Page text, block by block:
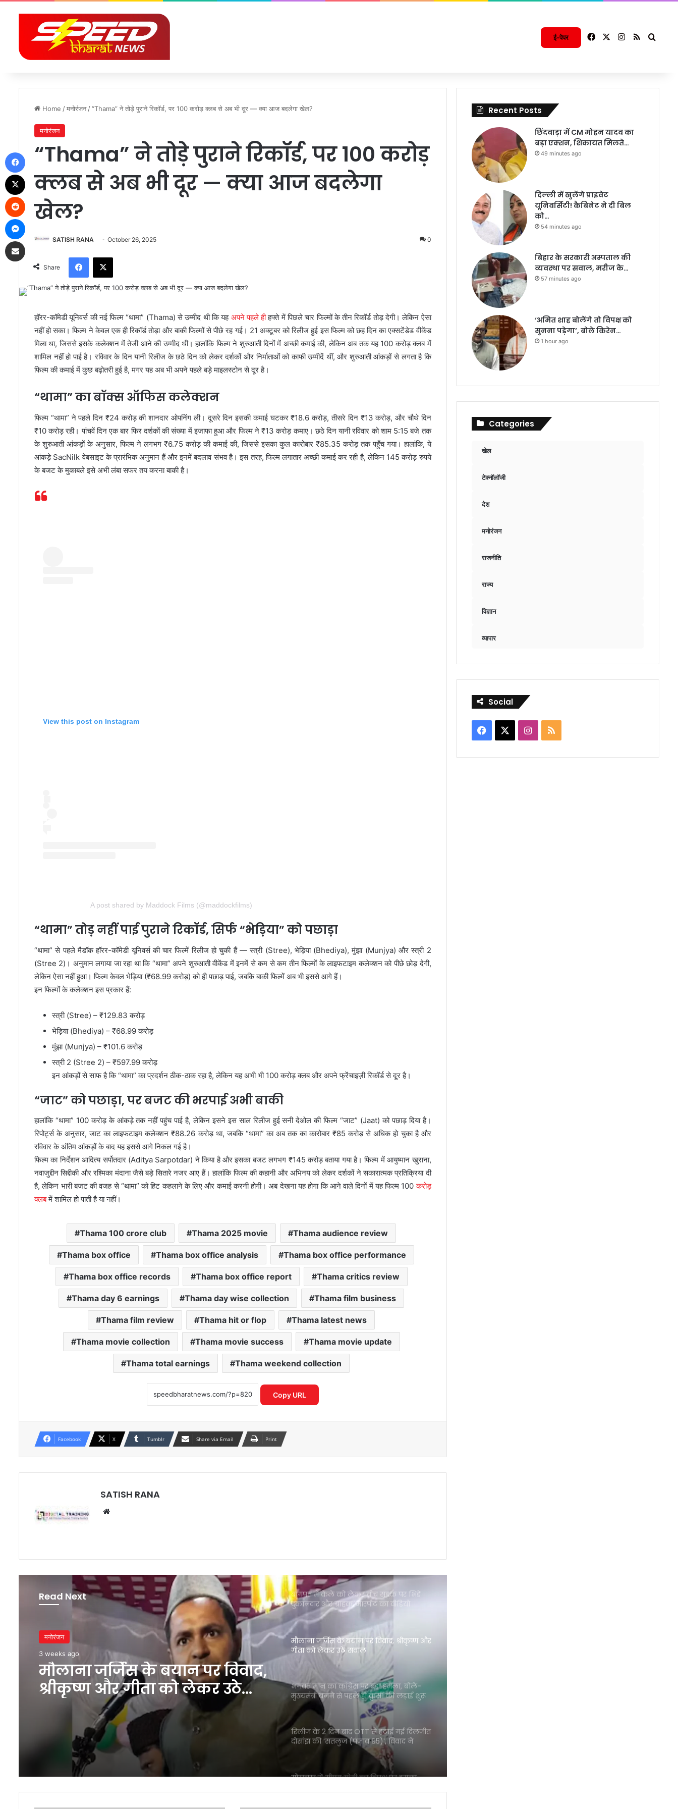
ई-पेपर FacebookInstagram
RSS
Home /मनोरंजन /“Thama” ने तोड़े पुराने रिकॉर्ड, पर 100 करोड़ क्लब से अब भी दूर — क्या आज बदलेगा खेल?
मनोरंजन
“Thama” ने तोड़े पुराने रिकॉर्ड, पर 100 करोड़
क्लब से अब भी दूर — क्या आज बदलेगा
खेल?
SATISH RANA October 26, 2025 0
Share
Facebook
X
हॉरर-कॉमेडी यूनिवर्स की नई फिल्म “थामा” (Thama) से उम्मीद थी कि यह अपने पहले हीहफ्ते में पिछले चार फिल्मों के तीन रिकॉर्ड तोड़ देगी। लेकिन ऐसा
नहीं हो सका। फिल्म ने केवल एक ही रिकॉर्ड तोड़ा और बाकी फिल्मों से पीछे रह गई। 21 अक्टूबर को रिलीज हुई इस फिल्म को छह दिन का एक्सटेंडेड वीकेंड
मिला था, जिससे इसके कलेक्शन में तेजी आने की उम्मीद थी। हालांकि फिल्म ने शुरुआती दिनों में अच्छी कमाई की, लेकिन अब तक यह 100 करोड़ क्लब में
शामिल नहीं हो पाई है। रविवार के दिन यानी रिलीज के छठे दिन को लेकर दर्शकों और निर्माताओं को काफी उम्मीदें थीं, और शुरुआती आंकड़ों से लगता है कि
फिल्म की कमाई में कुछ बढ़ोतरी हुई है, मगर यह अब भी अपने पहले बड़े माइलस्टोन से दूर है।
“थामा” का बॉक्स ऑफिस कलेक्शन
फिल्म “थामा” ने पहले दिन ₹24 करोड़ की शानदार ओपनिंग ली। दूसरे दिन इसकी कमाई घटकर ₹18.6 करोड़, तीसरे दिन ₹13 करोड़, और चौथे दिन
₹10 करोड़ रही। पांचवें दिन एक बार फिर दर्शकों की संख्या में इजाफा हुआ और फिल्म ने ₹13 करोड़ कमाए। छठे दिन यानी रविवार को शाम 5:15 बजे तक
के शुरुआती आंकड़ों के अनुसार, फिल्म ने लगभग ₹6.75 करोड़ की कमाई की, जिससे इसका कुल कारोबार ₹85.35 करोड़ तक पहुँच गया। हालांकि, ये
आंकड़े SacNilk वेबसाइट के प्रारंभिक अनुमान हैं और इनमें बदलाव संभव है। इस तरह, फिल्म लगातार अच्छी कमाई कर रही है, लेकिन 145 करोड़ रुपये
के बजट के मुकाबले इसे अभी लंबा सफर तय करना बाकी है।
View this post on Instagram
A post shared by Maddock Films (@maddockfilms)
“थामा” तोड़ नहीं पाई पुराने रिकॉर्ड, सिर्फ “भेड़िया” को पछाड़ा
“थामा” से पहले मैडॉक हॉरर-कॉमेडी यूनिवर्स की चार फिल्में रिलीज हो चुकी हैं — स्त्री (Stree), भेड़िया (Bhediya), मुंझा (Munjya) और स्त्री 2
(Stree 2)। अनुमान लगाया जा रहा था कि “थामा” अपने शुरुआती वीकेंड में इनमें से कम से कम तीन फिल्मों के लाइफटाइम कलेक्शन को पीछे छोड़ देगी,
लेकिन ऐसा नहीं हुआ। फिल्म केवल भेड़िया (₹68.99 करोड़) को ही पछाड़ पाई, जबकि बाकी फिल्में अब भी इससे आगे हैं।
इन फिल्मों के कलेक्शन इस प्रकार हैं:
स्त्री (Stree) – ₹129.83 करोड़
भेड़िया (Bhediya) – ₹68.99 करोड़
मुंझा (Munjya) – ₹101.6 करोड़
स्त्री 2 (Stree 2) – ₹597.99 करोड़
इन आंकड़ों से साफ है कि “थामा” का प्रदर्शन ठीक-ठाक रहा है, लेकिन यह अभी भी 100 करोड़ क्लब और अपने फ्रेंचाइज़ी रिकॉर्ड से दूर है।
“जाट” को पछाड़ा, पर बजट की भरपाई अभी बाकी
हालांकि “थामा” 100 करोड़ के आंकड़े तक नहीं पहुंच पाई है, लेकिन इसने इस साल रिलीज हुई सनी देओल की फिल्म “जाट” (Jaat) को पछाड़ दिया है।
रिपोर्ट्स के अनुसार, जाट का लाइफटाइम कलेक्शन ₹88.26 करोड़ था, जबकि “थामा” का अब तक का कारोबार ₹85 करोड़ से अधिक हो चुका है और
रविवार के अंतिम आंकड़ों के बाद यह इससे आगे निकल गई है।
फिल्म का निर्देशन आदित्य सर्पोतदार (Aditya Sarpotdar) ने किया है और इसका बजट लगभग ₹145 करोड़ बताया गया है। फिल्म में आयुष्मान खुराना,
नवाजुद्दीन सिद्दीकी और रश्मिका मंदाना जैसे बड़े सितारे नजर आए हैं। हालांकि फिल्म की कहानी और अभिनय को लेकर दर्शकों ने सकारात्मक प्रतिक्रिया दी
है, लेकिन भारी बजट की वजह से “थामा” को हिट कहलाने के लिए और कमाई करनी होगी। अब देखना यह होगा कि आने वाले दिनों में यह फिल्म 100करोड़
क्लबमें शामिल हो पाती है या नहीं।
Thama 100 crore club Thama 2025 movie Thama audience review
Thama box office Thama box office analysis Thama box office performance
Thama box office records Thama box office report Thama critics review
Thama day 6 earnings Thama day wise collection Thama film business
Thama film review Thama hit or flop Thama latest news
Thama movie collection Thama movie success Thama movie update
Thama total earnings Thama weekend collection
Copy URL
Facebook X Tumblr Share via Email Print
SATISH RANA
Read Next
मनोरंजन
3 weeks ago
मौलाना जर्जिस के बयान पर विवाद,
श्रीकृष्ण और गीता को लेकर उठे
सवाल
यमुना सफाई अभियान में उतरी सरकार, क्या
बदलेगी नदी की तस्वीर?
फीकी शुरुआत, पहले दिन कंगना रनौत की
₹370 की बिरयानी विवाद में बढ़ीं प्रणित मोरे-
जूझते परिवारों को बड़ी राहत दी
बागपत में केले को लेकर बीच सड़क पर भिड़े
दुकानदार और ग्राहक, मारपीट का वीडियो
वायरल
मौलाना जर्जिस के बयान पर विवाद, श्रीकृष्ण और
गीता को लेकर उठे सवाल
भगवंत मान का कांग्रेस पर बड़ा हमला, बोले-
मुख्यमंत्री बनने से पहले ही कुर्सी की लड़ाई शुरू
रिलीज के 2 दिन बाद OTT से हटाई गई दिलजीत
दोसांझ की ‘सतलुज (पंजाब 95)’, विवाद ने
गोरखपुर में सीएम योगी का विपक्ष पर हमला,
Recent Posts
छिंदवाड़ा में CM मोहन यादव का
बड़ा एक्शन, शिकायत मिलते…
49 minutes ago
दिल्ली में खुलेंगे प्राइवेट
यूनिवर्सिटी! कैबिनेट ने दी बिल
को…
54 minutes ago
बिहार के सरकारी अस्पताल की
व्यवस्था पर सवाल, मरीज के…
57 minutes ago
‘अमित शाह बोलेंगे तो विपक्ष को
सुनना पड़ेगा’, बोले किरेन…
1 hour ago
Categories
खेल
टेक्नॉलॉजी
देश
मनोरंजन
राजनीति
राज्य
विज्ञान
व्यापार
Social
Facebook Instagram
RSS
Facebook
Messenger
Share via Email